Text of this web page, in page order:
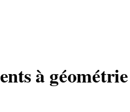
à géométrie